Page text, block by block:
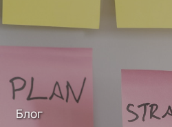
Блог